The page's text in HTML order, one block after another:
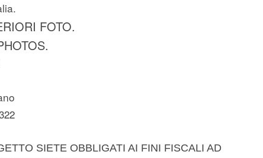
FOTO.
SIETE OBBLIGATI AI FINI FISCALI AD